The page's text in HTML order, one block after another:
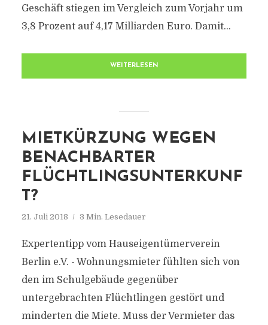
Geschäft stiegen im Vergleich zum Vorjahr um
3,8 Prozent auf 4,17 Milliarden Euro. Damit...
WEITERLESEN
MIETKÜRZUNG WEGEN
BENACHBARTER
FLÜCHTLINGSUNTERKUNF
T?
21. Juli 2018 3 Min. Lesedauer
Expertentipp vom Hauseigentümerverein
Berlin e.V. - Wohnungsmieter fühlten sich von
den im Schulgebäude gegenüber
untergebrachten Flüchtlingen gestört und
minderten die Miete. Muss der Vermieter das